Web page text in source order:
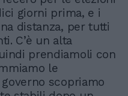
giorni prima, e i
distanza, per tutti
C’è un alta
prendiamoli con
le
scopriamo